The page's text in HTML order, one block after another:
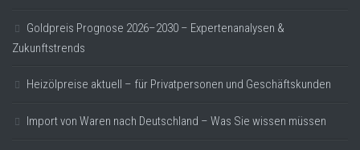
Goldpreis Prognose 2026–2030 – Expertenanalysen &
Zukunftstrends
Heizölpreise aktuell – für Privatpersonen und Geschäftskunden
Import von Waren nach Deutschland – Was Sie wissen müssen